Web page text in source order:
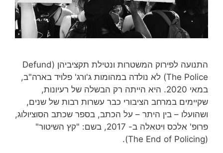
התנועה לפירוק המשטרות ונטילת תקציביהן (Defund
The Police) לא נולדה במהומות ג'ורג' פלויד בארה"ב,
במאי 2020. היא הייתה רק הבשלה של רעיונות,
שקיימים במרחב הציבורי כבר עשרות רבות של שנים,
ושהועלו – בין היתר – על הכתב, בספר שכתב הסוציולוג,
פרופ' אלכס ויטאלה ב- 2017, בשם: "קץ השיטור"
(The End of Policing).